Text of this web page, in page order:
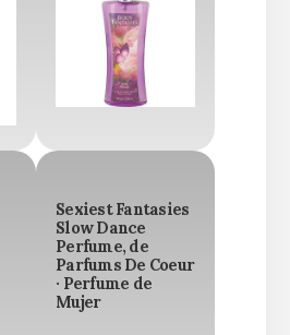
Sexiest Fantasies
Slow Dance
Perfume, de
Parfums De Coeur
· Perfume de
Mujer